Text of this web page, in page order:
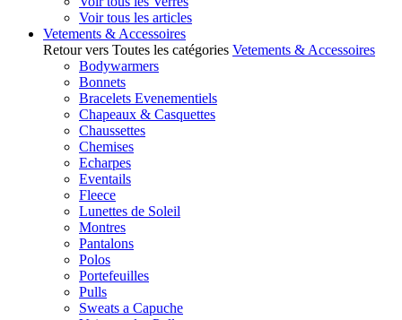
Voir tous les articles
Vetements & Accessoires
Retour vers Toutes les catégories Vetements & Accessoires
Bodywarmers
Bonnets
Bracelets Evenementiels
Chapeaux & Casquettes
Chaussettes
Chemises
Echarpes
Eventails
Fleece
Lunettes de Soleil
Montres
Pantalons
Polos
Portefeuilles
Pulls
Sweats a Capuche